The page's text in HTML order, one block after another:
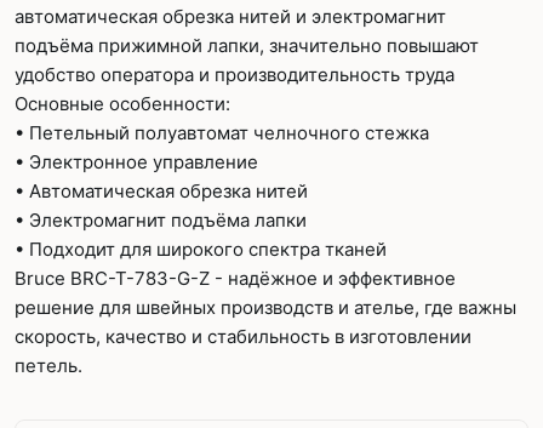
автоматическая обрезка нитей и электромагнит
подъёма прижимной лапки, значительно повышают
удобство оператора и производительность труда
Основные особенности:
• Петельный полуавтомат челночного стежка
• Электронное управление
• Автоматическая обрезка нитей
• Электромагнит подъёма лапки
• Подходит для широкого спектра тканей
Bruce BRC-T-783-G-Z - надёжное и эффективное
решение для швейных производств и ателье, где важны
скорость, качество и стабильность в изготовлении
петель.